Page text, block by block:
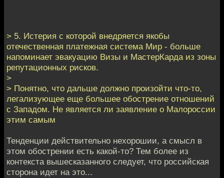
> 5. Истерия с которой внедряется якобы
отечественная платежная система Мир - больше
напоминает эвакуацию Визы и МастерКарда из зоны
репутационных рисков.
>
> Понятно, что дальше должно произойти что-то,
легализующее еще большее обострение отношений
с Западом. Не является ли заявление о Малороссии
этим самым
Тенденции действительно нехорошии, а смысл в
этом обострении есть какой-то? Тем более из
контекста вышесказанного следует, что российская
сторона идет на это...